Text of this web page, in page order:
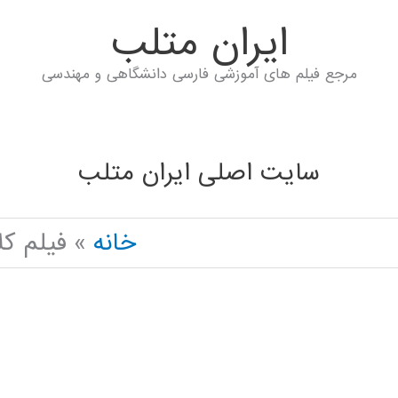
ايران متلب
مرجع فیلم های آموزشی فارسی دانشگاهی و مهندسی
سایت اصلی ایران متلب
خانه
فیلم